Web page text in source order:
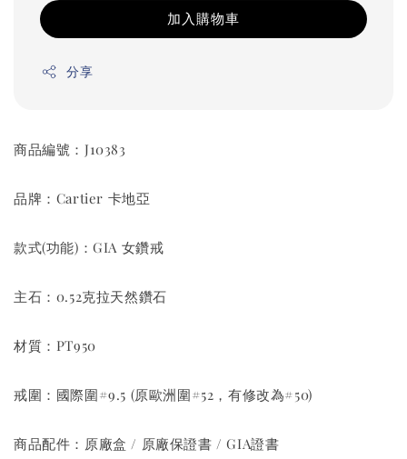
加入購物車
分享
商品編號：J10383
品牌：Cartier 卡地亞
款式(功能)：GIA 女鑽戒
主石：0.52克拉天然鑽石
材質：PT950
戒圍：國際圍#9.5 (原歐洲圍#52，有修改為#50)
商品配件：原廠盒 / 原廠保證書 / GIA證書